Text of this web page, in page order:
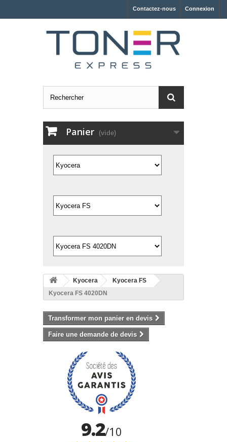
Connexion
Contactez-nous
Panier (vide)
Kyocera
Kyocera FS
Kyocera FS 4020DN
Transformer mon panier en devis
Faire une demande de devis